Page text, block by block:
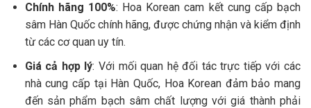
Chính hãng 100%: Hoa Korean cam kết cung cấp bạch
sâm Hàn Quốc chính hãng, được chứng nhận và kiểm định
từ các cơ quan uy tín.
Giá cả hợp lý: Với mối quan hệ đối tác trực tiếp với các
nhà cung cấp tại Hàn Quốc, Hoa Korean đảm bảo mang
đến sản phẩm bạch sâm chất lượng với giá thành phải